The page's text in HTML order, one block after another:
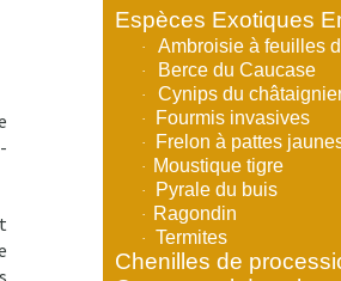
Espèces Exotiques
· Ambroisie à feuilles
· Berce du Caucase
· Cynips du
· Fourmis invasives
· Frelon à pattes
· Moustique tigre
· Pyrale du buis
· Ragondin
· Termites
Chenilles de